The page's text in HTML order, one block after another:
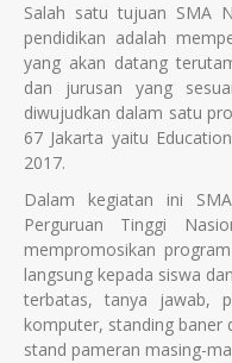
Salah satu tujuan SMA
pendidikan adalah
yang akan datang
dan jurusan yang
diwujudkan dalam satu
67 Jakarta yaitu
2017.
Dalam kegiatan ini
Perguruan Tinggi
mempromosikan
langsung kepada siswa
terbatas, tanya jawab,
komputer, standing baner
stand pameran masing-